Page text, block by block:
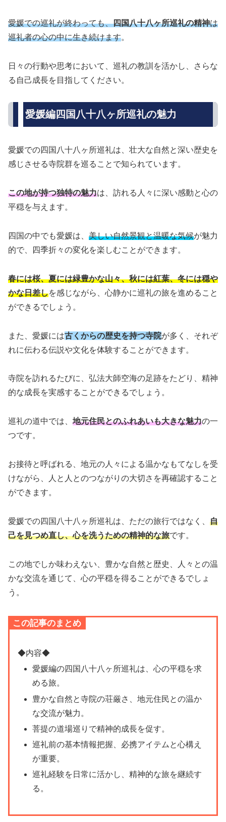
愛媛での巡礼が終わっても、四国八十八ヶ所巡礼の精神は
巡礼者の心の中に生き続けます。
日々の行動や思考において、巡礼の教訓を活かし、さらな
る自己成長を目指してください。
愛媛編四国八十八ヶ所巡礼の魅力
愛媛での四国八十八ヶ所巡礼は、壮大な自然と深い歴史を
感じさせる寺院群を巡ることで知られています。
この地が持つ独特の魅力は、訪れる人々に深い感動と心の
平穏を与えます。
四国の中でも愛媛は、 美しい自然景観と温暖な気候が魅力
的で、四季折々の変化を楽しむことができます。
春には桜、夏には緑豊かな山々、秋には紅葉、冬には穏や
かな日差しを感じながら、心静かに巡礼の旅を進めること
ができるでしょう。
また、愛媛には古くからの歴史を持つ寺院が多く、それぞ
れに伝わる伝説や文化を体験することができます。
寺院を訪れるたびに、弘法大師空海の足跡をたどり、精神
的な成長を実感することができるでしょう。
巡礼の道中では、 地元住民とのふれあいも大きな魅力の一
つです。
お接待と呼ばれる、地元の人々による温かなもてなしを受
けながら、人と人とのつながりの大切さを再確認すること
ができます。
愛媛での四国八十八ヶ所巡礼は、ただの旅行ではなく、 自
己を見つめ直し、心を洗うための精神的な旅です。
この地でしか味わえない、豊かな自然と歴史、人々との温
かな交流を通じて、心の平穏を得ることができるでしょ
う。
この記事のまとめ
◆内容◆
愛媛編の四国八十八ヶ所巡礼は、心の平穏を求
める旅。
豊かな自然と寺院の荘厳さ、地元住民との温か
な交流が魅力。
菩提の道場巡りで精神的成長を促す。
巡礼前の基本情報把握、必携アイテムと心構え
が重要。
巡礼経験を日常に活かし、精神的な旅を継続す
る。